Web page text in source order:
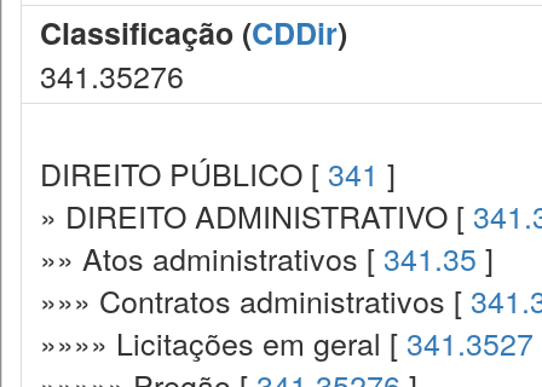
Classificação (CDDir)
341.35276
DIREITO PÚBLICO [ 341 ]
» DIREITO ADMINISTRATIVO [
»» Atos administrativos [ 341.35 ]
»»» Contratos administrativos [
»»»» Licitações em geral [ 341.3527